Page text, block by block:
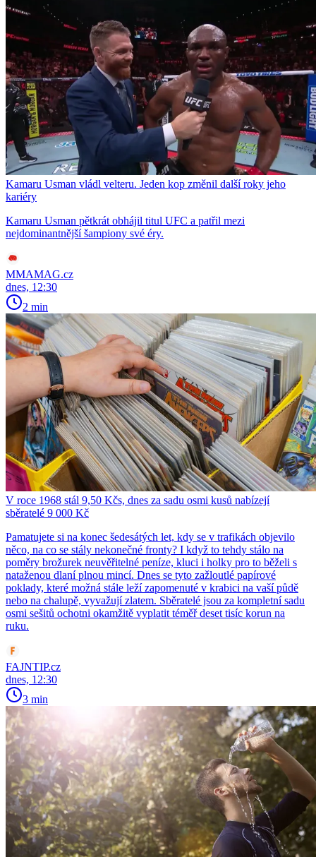
Kamaru Usman vládl velteru. Jeden kop změnil další roky jeho
kariéry
Kamaru Usman pětkrát obhájil titul UFC a patřil mezi
nejdominantnější šampiony své éry.
MMAMAG.cz
dnes, 12:30
2 min
V roce 1968 stál 9,50 Kčs, dnes za sadu osmi kusů nabízejí
sběratelé 9 000 Kč
Pamatujete si na konec šedesátých let, kdy se v trafikách objevilo
něco, na co se stály nekonečné fronty? I když to tehdy stálo na
poměry brožurek neuvěřitelné peníze, kluci i holky pro to běželi s
nataženou dlaní plnou mincí. Dnes se tyto zažloutlé papírové
poklady, které možná stále leží zapomenuté v krabici na vaší půdě
nebo na chalupě, vyvažují zlatem. Sběratelé jsou za kompletní sadu
osmi sešitů ochotni okamžitě vyplatit téměř deset tisíc korun na
ruku.
FAJNTIP.cz
dnes, 12:30
3 min